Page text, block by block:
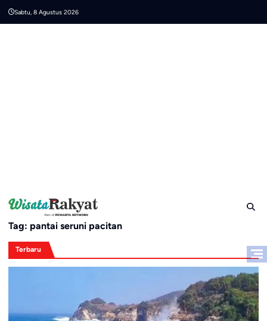
Sabtu, 8 Agustus 2026
Tag: pantai seruni pacitan
Terbaru